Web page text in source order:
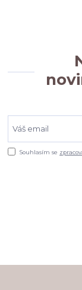
Souhlasím se